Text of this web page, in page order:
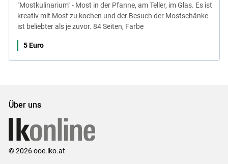
"Mostkulinarium" - Most in der Pfanne, am Teller, im Glas. Es ist
kreativ mit Most zu kochen und der Besuch der Mostschänke
ist beliebter als je zuvor. 84 Seiten, Farbe
5 Euro
Über uns
© 2026 ooe.lko.at